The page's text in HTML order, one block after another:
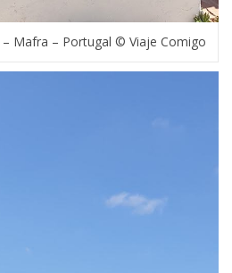
Mafra – Portugal © Viaje Comigo